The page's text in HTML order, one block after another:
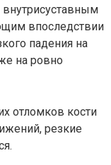
внутрисуставным
впоследствии
падения на
на ровно
отломков кости
резкие